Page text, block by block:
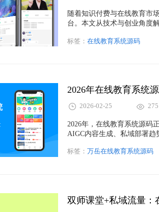
随着知识付费与在线教育市
台。本文从技术与创业角度
费、在线教学与教育品牌运
标签： 在线教育系统源码
2026年在线教育系统
2026-02-25 275
2026年，在线教育系统源码
AIGC内容生成、私域部署
竞争力的源码方案，实现降
标签： 万岳在线教育系统源码
双师课堂+私域流量：